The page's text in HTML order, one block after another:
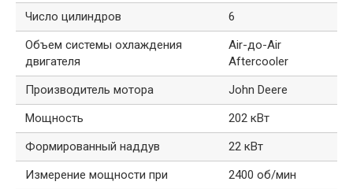
Число цилиндров
6
Объем системы охлаждения
двигателя
Air-до-Air
Aftercooler
Производитель мотора
John Deere
Мощность
202 кВт
Формированный наддув
22 кВт
Измерение мощности при
2400 об/мин